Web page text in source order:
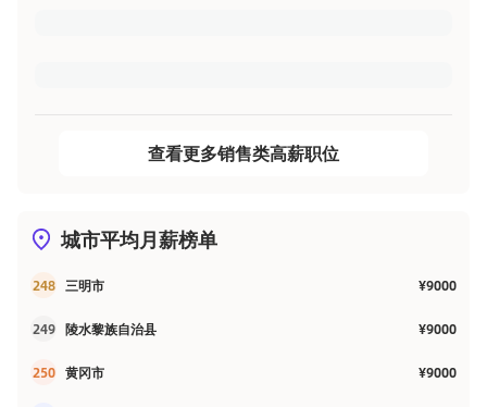
查看更多销售类高薪职位
城市平均月薪榜单
248 三明市 ¥9000
249 陵水黎族自治县 ¥9000
250 黄冈市 ¥9000